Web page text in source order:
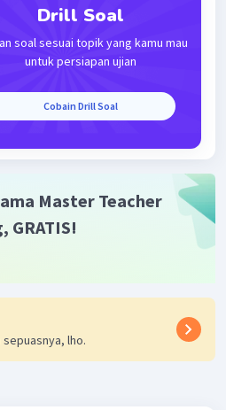
Drill Soal
soal sesuai topik yang kamu mau
untuk persiapan ujian
Cobain Drill Soal
Master Teacher
GRATIS!
lho.